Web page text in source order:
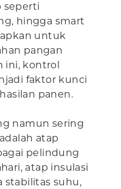
seperti
hingga smart
untuk
pangan
ini, kontrol
faktor kunci
panen.
namun sering
atap
pelindung
atap insulasi
stabilitas suhu,